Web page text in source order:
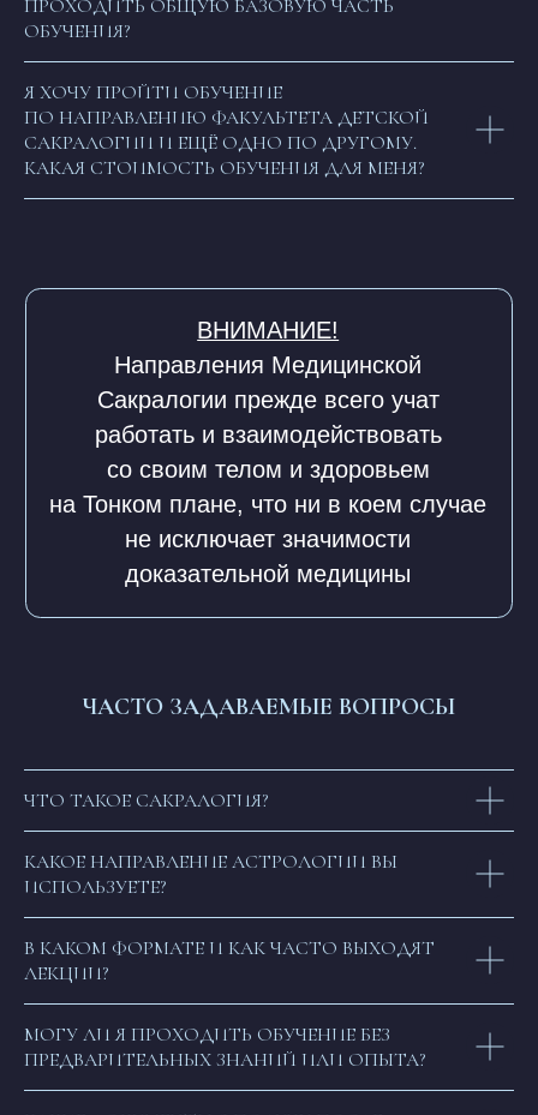
ПРОХОДИТЬ ОБЩУЮ БАЗОВУЮ ЧАСТЬ
ОБУЧЕНИЯ?
Я ХОЧУ ПРОЙТИ ОБУЧЕНИЕ
ПО НАПРАВЛЕНИЮ ФАКУЛЬТЕТА ДЕТСКОЙ
САКРАЛОГИИ И ЕЩЁ ОДНО ПО ДРУГОМУ.
КАКАЯ СТОИМОСТЬ ОБУЧЕНИЯ ДЛЯ МЕНЯ?
ЧАСТО ЗАДАВАЕМЫЕ ВОПРОСЫ
ЧТО ТАКОЕ САКРАЛОГИЯ?
КАКОЕ НАПРАВЛЕНИЕ АСТРОЛОГИИ ВЫ
ИСПОЛЬЗУЕТЕ?
В КАКОМ ФОРМАТЕ И КАК ЧАСТО ВЫХОДЯТ
ЛЕКЦИИ?
МОГУ ЛИ Я ПРОХОДИТЬ ОБУЧЕНИЕ БЕЗ
ПРЕДВАРИТЕЛЬНЫХ ЗНАНИЙ ИЛИ ОПЫТА?
ОГРН 322030000010453
Политика конфиденциальности
Защита авторских прав
Нажимая на кнопку, я соглашаюсьна обработку персональных
данныхи соглашаюсь с ответственностью
ОТПРАВИТЬ
Патент на Товарный Знак номер 1080007
Лицензия на осуществление
образовательной деятельности
Патент на Логотип номер 986658
Свидетельство на Товарный Знак
(знак обслуживания) номер 1095908